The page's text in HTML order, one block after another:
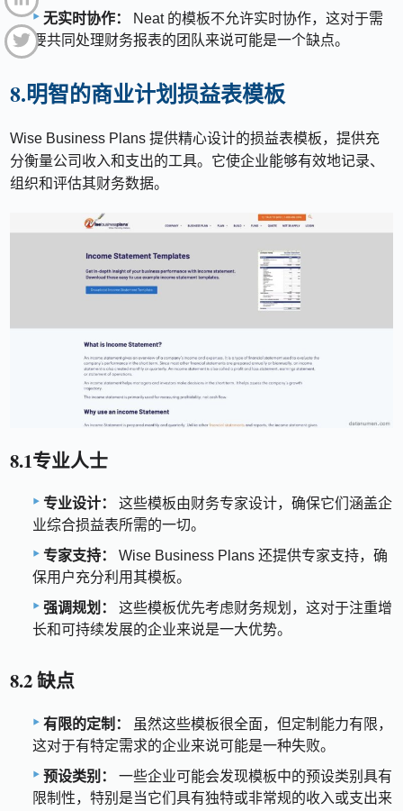
无实时协作：
Neat 的模板不允许实时协作，这对于需
要共同处理财务报表的团队来说可能是一个缺点。
8.明智的商业计划损益表模板
Wise Business Plans 提供精心设计的损益表模板，提供充
分衡量公司收入和支出的工具。它使企业能够有效地记录、
组织和评估其财务数据。
8.1专业人士
专业设计：
这些模板由财务专家设计，确保它们涵盖企
业综合损益表所需的一切。
专家支持：
Wise Business Plans 还提供专家支持，确
保用户充分利用其模板。
强调规划：
这些模板优先考虑财务规划，这对于注重增
长和可持续发展的企业来说是一大优势。
8.2 缺点
有限的定制：
虽然这些模板很全面，但定制能力有限，
这对于有特定需求的企业来说可能是一种失败。
预设类别：
一些企业可能会发现模板中的预设类别具有
限制性，特别是当它们具有独特或非常规的收入或支出来